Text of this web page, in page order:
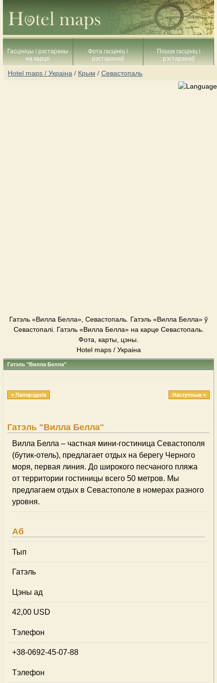
Гасцініцы і рэстараны
на карце
Фота гасцініц і
рэстаранаў
Пошук гасцініц і
рэстаранаў
Hotel maps / Украіна / Крым / Севастопаль
Гатэль «Вилла Белла», Севастопаль. Гатэль «Вилла Белла» ў
Севастопалі. Гатэль «Вилла Белла» на карце Севастопаль.
Фота, карты, цэны.
Hotel maps / Украіна
Гатэль "Вилла Белла"
« Папярэднія Наступныя »
Гатэль "Вилла Белла"
Вилла Белла – частная мини-гостиница Севастополя
(бутик-отель), предлагает отдых на берегу Черного
моря, первая линия. До широкого песчаного пляжа
от территории гостиницы всего 50 метров. Мы
предлагаем отдых в Севастополе в номерах разного
уровня.
Аб
Тып
Гатэль
Цэны ад
42,00 USD
Тэлефон
+38-0692-45-07-88
Тэлефон